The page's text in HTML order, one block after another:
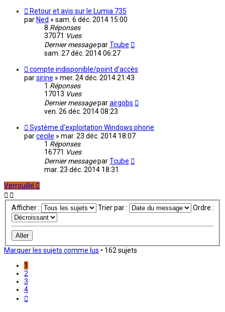
Retour et avis sur le Lumia 735
par Ned » sam. 6 déc. 2014 15:00
8 Réponses
37071 Vues
Dernier messageparTcube
sam. 27 déc. 2014 06:27
compte indisponible/point d'accès
parsirine » mer. 24 déc. 2014 21:43
1 Réponses
17013 Vues
Dernier messageparairgobs
ven. 26 déc. 2014 08:23
Système d'exploitation Windows phone
parcecile » mar. 23 déc. 2014 18:07
1 Réponses
16771 Vues
Dernier messageparTcube
mar. 23 déc. 2014 18:31
Verrouillé
Afficher : Trier par : Ordre :
Marquer les sujets comme lus • 162 sujets
1
2
3
4